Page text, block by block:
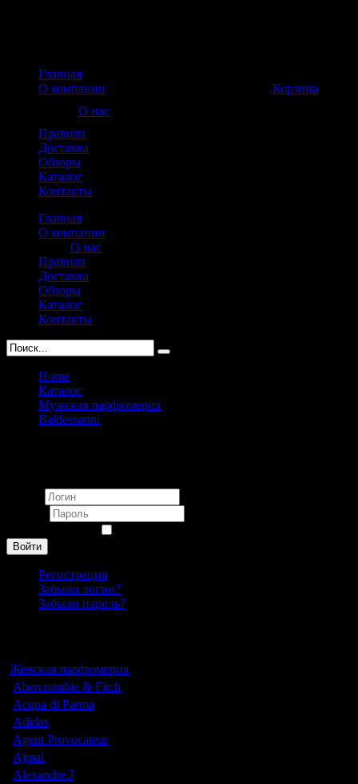
Корзина
Главная
О компании
О нас
Правила
Доставка
Обзоры
Каталог
Контакты
Главная
О компании
О нас
Правила
Доставка
Обзоры
Каталог
Контакты
Home
Каталог
Мужская парфюмерия
Baldessarini
Войти
Регистрация
Забыли логин?
Забыли пароль?
Женская парфюмерия
Abercrombie & Fitch
Acqua di Parma
Adidas
Agent Provocateur
Ajmal
Alexandre.J